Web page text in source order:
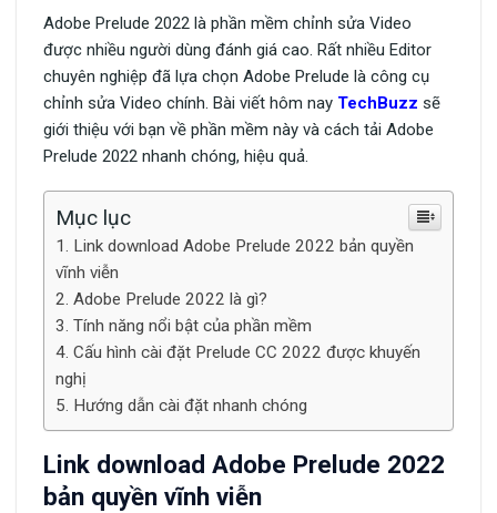
Adobe Prelude 2022 là phần mềm chỉnh sửa Video
được nhiều người dùng đánh giá cao. Rất nhiều Editor
chuyên nghiệp đã lựa chọn Adobe Prelude là công cụ
chỉnh sửa Video chính. Bài viết hôm nay TechBuzz sẽ
giới thiệu với bạn về phần mềm này và cách tải Adobe
Prelude 2022 nhanh chóng, hiệu quả.
Mục lục
Link download Adobe Prelude 2022 bản quyền
vĩnh viễn
Adobe Prelude 2022 là gì?
Tính năng nổi bật của phần mềm
Cấu hình cài đặt Prelude CC 2022 được khuyến
nghị
Hướng dẫn cài đặt nhanh chóng
Link download Adobe Prelude 2022
bản quyền vĩnh viễn